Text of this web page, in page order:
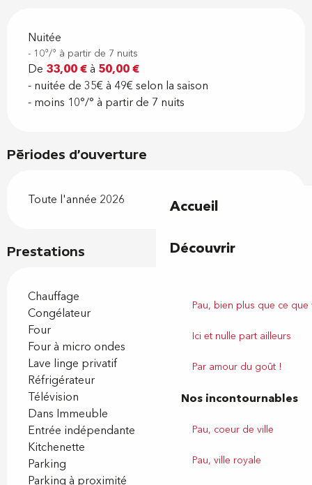
Accueil
Découvrir
Pau, bien plus que ce
Ici et nulle part ailleurs
Par amour du goût !
Nos incontournables
Pau, coeur de ville
Pau, ville royale
Prestations
Chauffage
Congélateur
Four
Four à micro ondes
Lave linge privatif
Réfrigérateur
Télévision
Dans Immeuble
Entrée indépendante
Kitchenette
Parking
Parking à proximité
Nuitée
- 10°/° à partir de 7 nuits
De 33,00 €à 50,00 €
- nuitée de 35€ à 49€ selon la saison
- moins 10°/° à partir de 7 nuits
Périodes d'ouverture
Toute l'année 2026